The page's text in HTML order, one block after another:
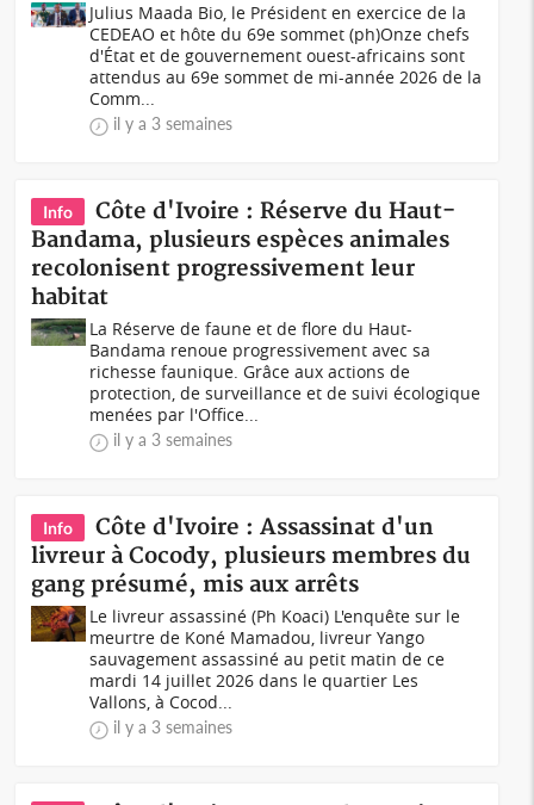
Julius Maada Bio, le Président en exercice de la
CEDEAO et hôte du 69e sommet (ph)Onze chefs
d'État et de gouvernement ouest-africains sont
attendus au 69e sommet de mi-année 2026 de la
Comm...
il y a 3 semaines
Info
Côte d'Ivoire : Réserve du Haut-
Bandama, plusieurs espèces animales
recolonisent progressivement leur
habitat
La Réserve de faune et de flore du Haut-
Bandama renoue progressivement avec sa
richesse faunique. Grâce aux actions de
protection, de surveillance et de suivi écologique
menées par l'Office...
il y a 3 semaines
Info
Côte d'Ivoire : Assassinat d'un
livreur à Cocody, plusieurs membres du
gang présumé, mis aux arrêts
Le livreur assassiné (Ph Koaci) L'enquête sur le
meurtre de Koné Mamadou, livreur Yango
sauvagement assassiné au petit matin de ce
mardi 14 juillet 2026 dans le quartier Les
Vallons, à Cocod...
il y a 3 semaines